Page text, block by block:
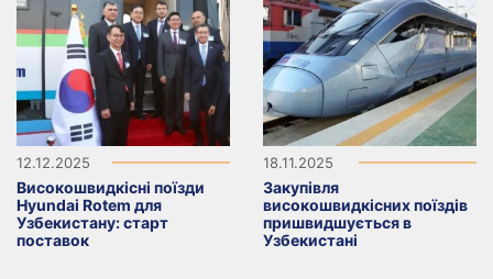
12.12.2025
Високошвидкісні поїзди
Hyundai Rotem для
Узбекистану: старт
поставок
18.11.2025
Закупівля
високошвидкісних поїздів
пришвидшується в
Узбекистані